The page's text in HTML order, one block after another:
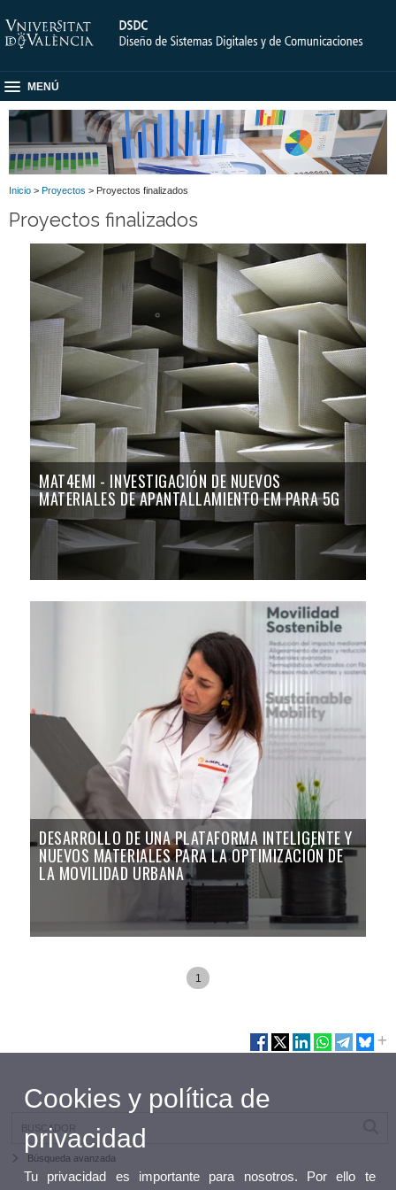
MENÚ
Inicio > Proyectos > Proyectos finalizados
Proyectos finalizados
MAT4EMI - INVESTIGACIÓN DE NUEVOS
MATERIALES DE APANTALLAMIENTO EM PARA 5G
DESARROLLO DE UNA PLATAFORMA INTELIGENTE Y
NUEVOS MATERIALES PARA LA OPTIMIZACIÓN DE
LA MOVILIDAD URBANA
1
Búsqueda avanzada
Cookies y política de
privacidad
Tu privacidad es importante para nosotros. Por ello te